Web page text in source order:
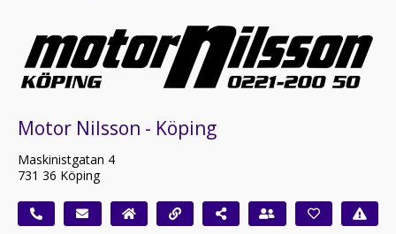
Motor Nilsson - Köping
Maskinistgatan 4
731 36 Köping